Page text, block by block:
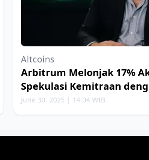
Altcoins
Arbitrum Melonjak 17%
Spekulasi Kemitraan
Robinhood
June 30, 2025 | 14:04 WIB